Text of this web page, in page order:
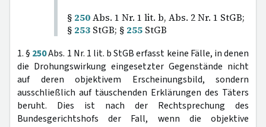
§ 250Abs. 1 Nr. 1 lit. b, Abs. 2 Nr. 1 StGB;
§ 253 StGB; § 255 StGB
1. § 250Abs. 1 Nr. 1 lit. b StGB erfasst keine Fälle, in denen
die Drohungswirkung eingesetzter Gegenstände nicht
auf deren objektivem Erscheinungsbild, sondern
ausschließlich auf täuschenden Erklärungen des Täters
beruht. Dies ist nach der Rechtsprechung des
Bundesgerichtshofs der Fall, wenn die objektive